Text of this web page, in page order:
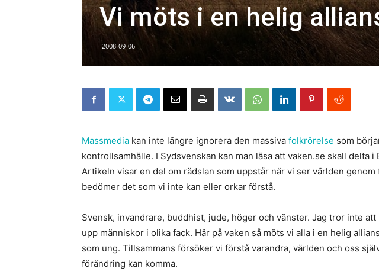
Vi möts i en helig
2008-09-06
Massmedia kan inte längre ignorera den massiva folkrörelse som
kontrollsamhälle. I Sydsvenskan kan man läsa att vaken.se skall delta i
Artikeln visar en del om rädslan som uppstår när vi ser världen
bedömer det som vi inte kan eller orkar förstå.
Svensk, invandrare, buddhist, jude, höger och vänster. Jag tror inte
upp människor i olika fack. Här på vaken så möts vi alla i en helig
som ung. Tillsammans försöker vi förstå varandra, världen och oss
förändring kan komma.